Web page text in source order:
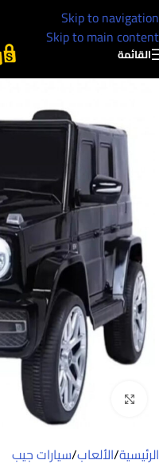
Skip to navigation
Skip to main content
القائمة
Click to enlarge
الرئيسية/الألعاب/سيارات جيب